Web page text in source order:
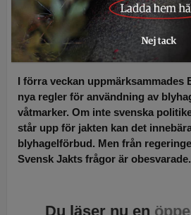
Regeringen
avgörande blyfråga
I förra veckan uppmärksammades
nya regler för användning av
våtmarker. Om inte svenska
står upp för jakten kan det
blyhagelförbud. Men från
Svensk Jakts frågor är obesvarade.
Du läser nu en